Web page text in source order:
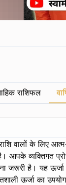
राशिफल
वालों के लिए
आपके व्यक्तिगत
जरूरी है। यह ऊर्जा
ऊर्जा का